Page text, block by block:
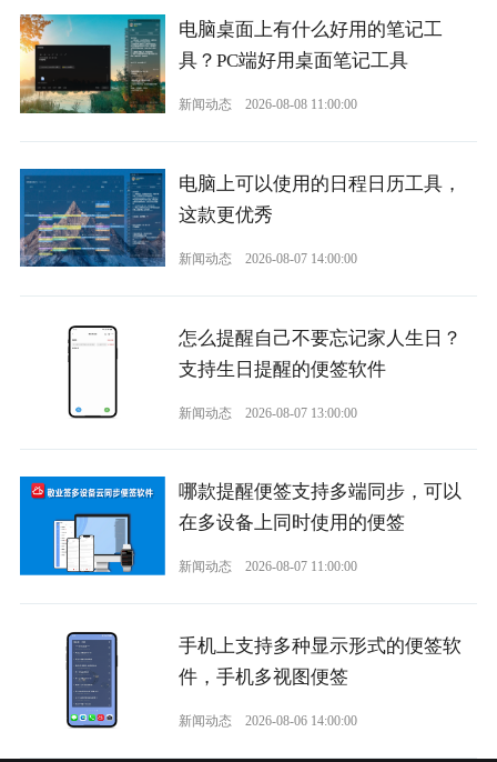
电脑桌面上有什么好用的笔记工
具？PC端好用桌面笔记工具
新闻动态 2026-08-08 11:00:00
电脑上可以使用的日程日历工具，
这款更优秀
新闻动态 2026-08-07 14:00:00
怎么提醒自己不要忘记家人生日？
支持生日提醒的便签软件
新闻动态 2026-08-07 13:00:00
哪款提醒便签支持多端同步，可以
在多设备上同时使用的便签
新闻动态 2026-08-07 11:00:00
手机上支持多种显示形式的便签软
件，手机多视图便签
新闻动态 2026-08-06 14:00:00